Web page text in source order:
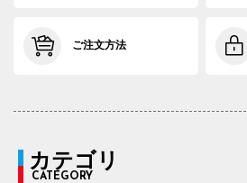
ご注文方法
カテゴリ
CATEGORY